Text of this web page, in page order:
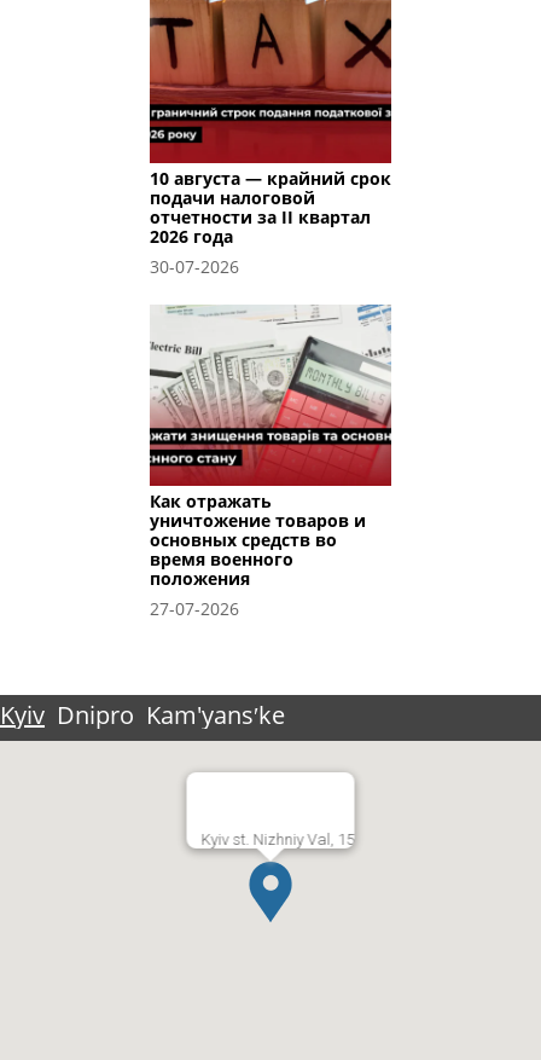
10 августа — крайний срок
подачи налоговой
отчетности за II квартал
2026 года
30-07-2026
Как отражать
уничтожение товаров и
основных средств во
время военного
положения
27-07-2026
Kyiv Dnipro Kam'yansʹke
Kyiv st. Nizhniy Val, 15